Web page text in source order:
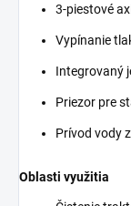
3-piestové
Vypínanie
Integrovaný
Priezor pre
Prívod vody
Oblasti využitia